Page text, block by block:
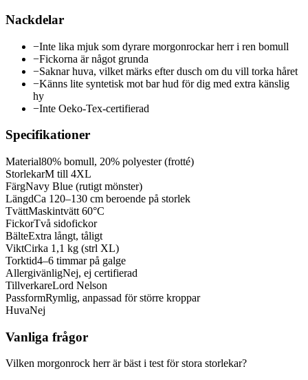
Nackdelar
−Inte lika mjuk som dyrare morgonrockar herr i ren bomull
−Fickorna är något grunda
−Saknar huva, vilket märks efter dusch om du vill torka håret
−Känns lite syntetisk mot bar hud för dig med extra känslig
hy
−Inte Oeko-Tex-certifierad
Specifikationer
Material80% bomull, 20% polyester (frotté)
StorlekarM till 4XL
FärgNavy Blue (rutigt mönster)
LängdCa 120–130 cm beroende på storlek
TvättMaskintvätt 60°C
FickorTvå sidofickor
BälteExtra långt, tåligt
ViktCirka 1,1 kg (strl XL)
Torktid4–6 timmar på galge
AllergivänligNej, ej certifierad
TillverkareLord Nelson
PassformRymlig, anpassad för större kroppar
HuvaNej
Vanliga frågor
Vilken morgonrock herr är bäst i test för stora storlekar?